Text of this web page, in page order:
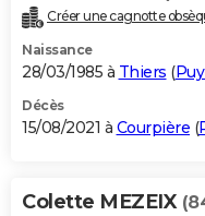
Créer une cagnotte
Naissance
28/03/1985 à Thiers (
Décès
15/08/2021 à Courpière (
Colette MEZEIX